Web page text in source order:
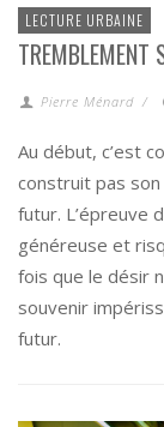
LECTURE URBAINE
TREMBLEMENT
Pierre Ménard /
Au début, c’est
construit pas
futur. L’épreuve
généreuse et
fois que le désir
souvenir
futur.